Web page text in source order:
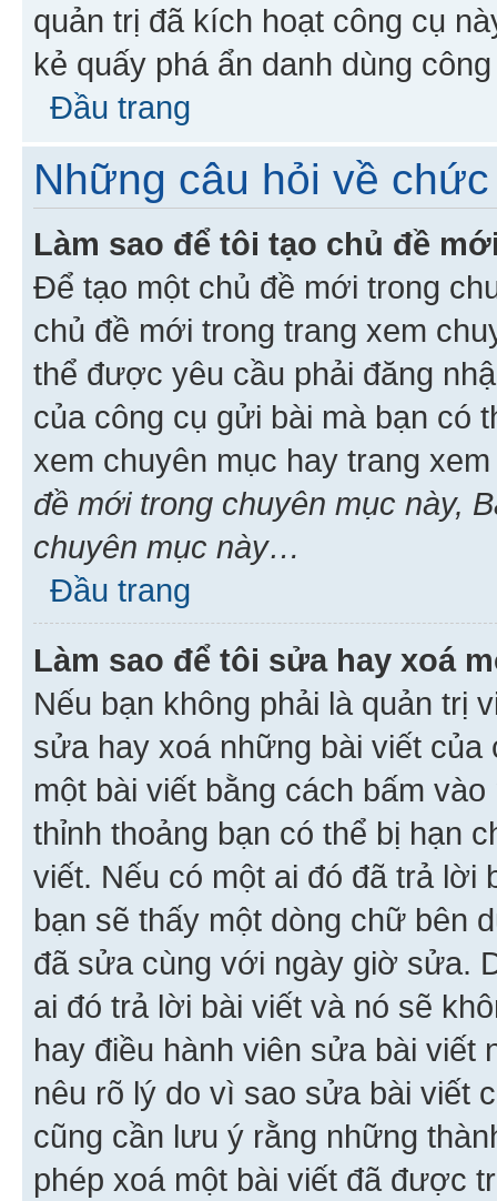
quản trị đã kích hoạt công cụ
kẻ quấy phá ẩn danh dùng
Đầu trang
Những câu hỏi về
Làm sao để tôi tạo chủ đề
Để tạo một chủ đề mới trong
chủ đề mới trong trang xem
thể được yêu cầu phải đăng
của công cụ gửi bài mà bạn có
xem chuyên mục hay trang
đề mới trong chuyên mục này,
chuyên mục này…
Đầu trang
Làm sao để tôi sửa hay xoá
Nếu bạn không phải là quản trị
sửa hay xoá những bài viết
một bài viết bằng cách bấm
thỉnh thoảng bạn có thể bị hạn
viết. Nếu có một ai đó đã trả lời
bạn sẽ thấy một dòng chữ bên
đã sửa cùng với ngày giờ sửa.
ai đó trả lời bài viết và nó sẽ
hay điều hành viên sửa bài viết
nêu rõ lý do vì sao sửa bài viết
cũng cần lưu ý rằng những
phép xoá một bài viết đã được